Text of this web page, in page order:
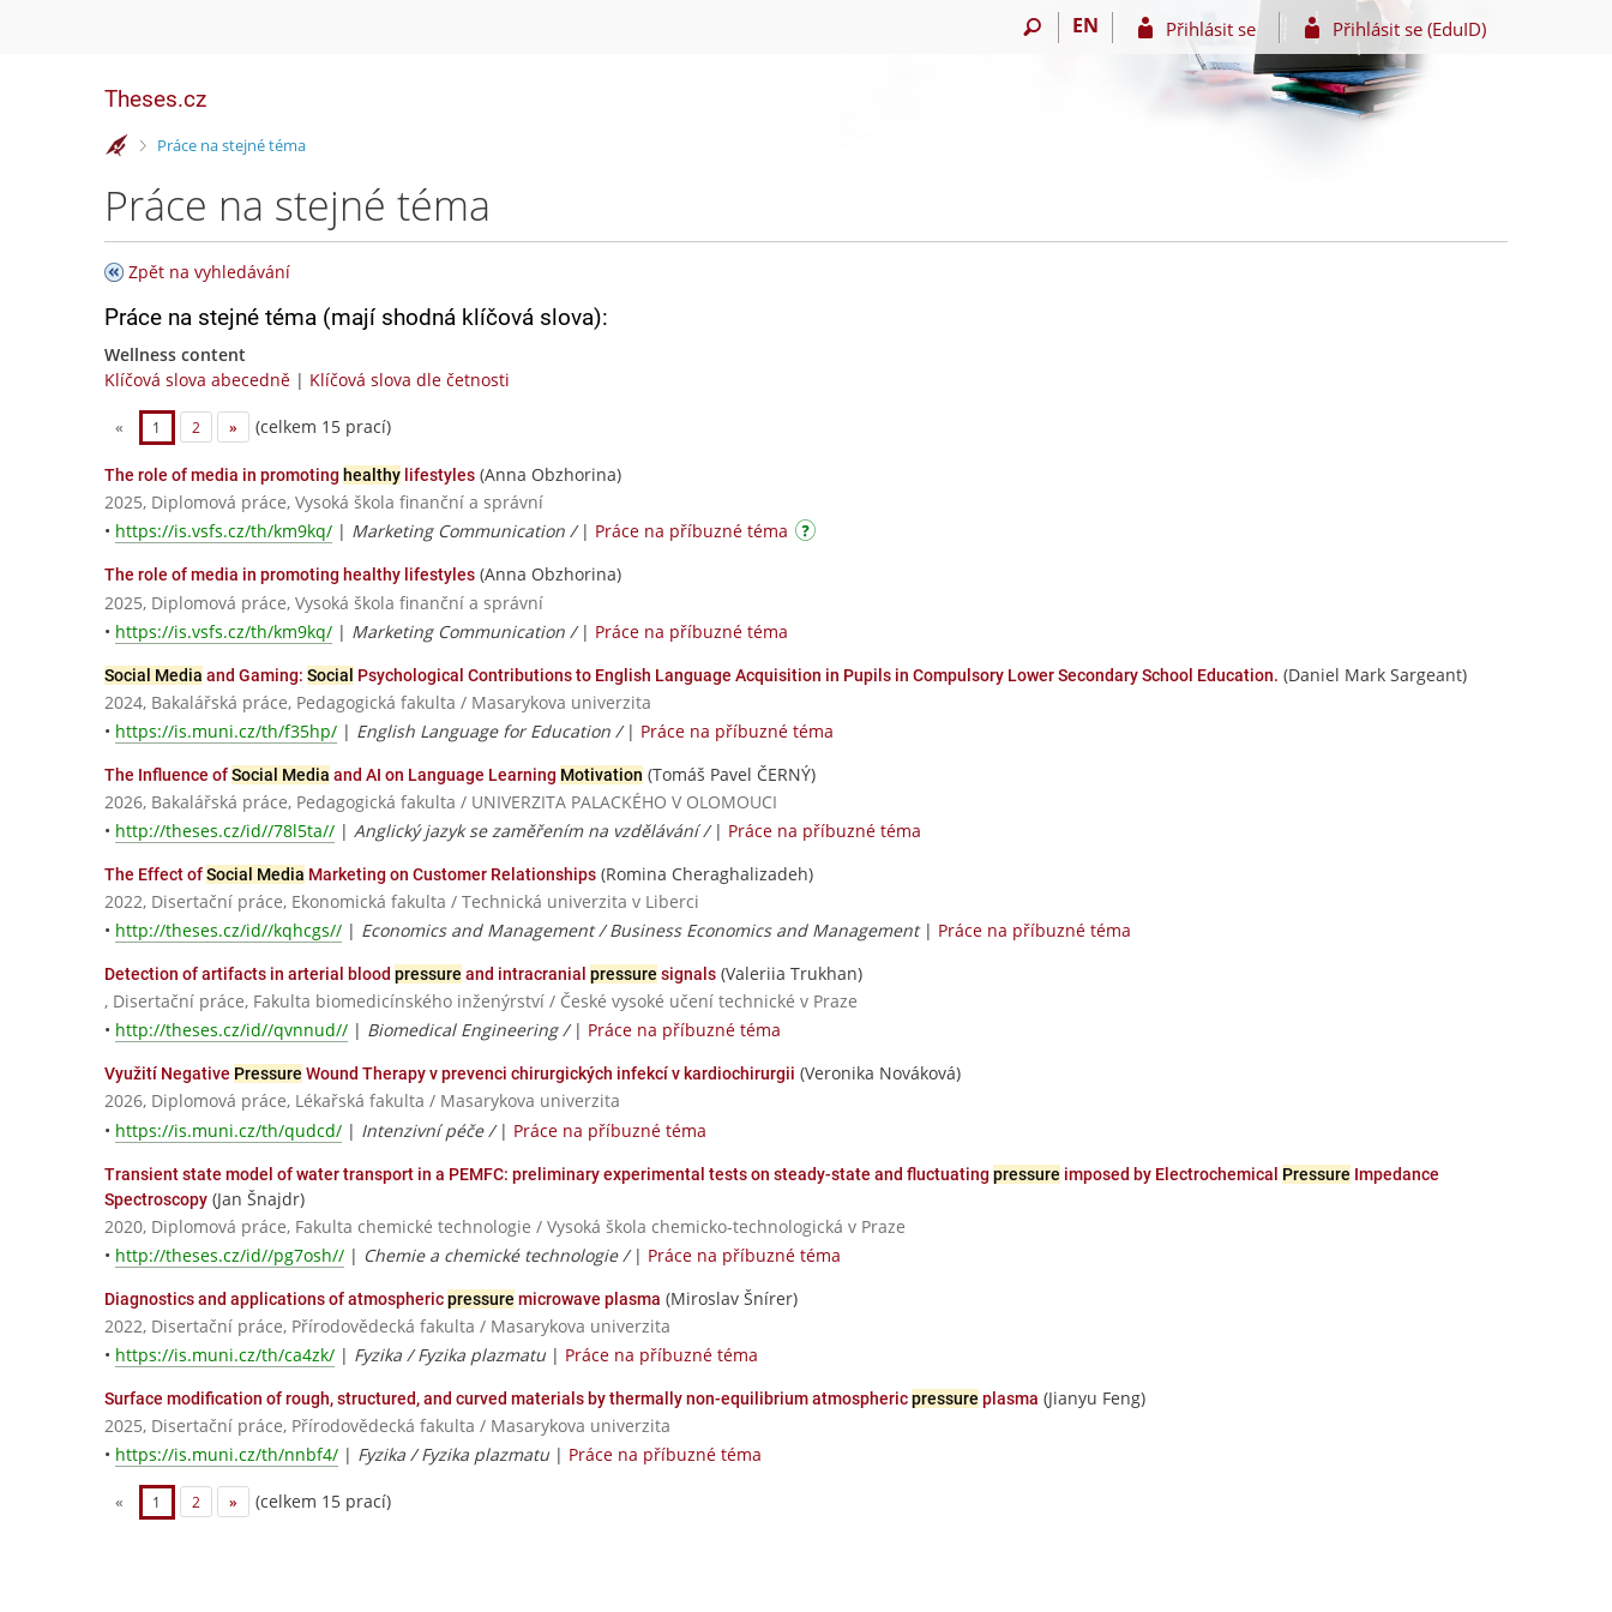
EN Přihlásit se Přihlásit se (EduID)
Theses.cz
>Práce na stejné téma
Práce na stejné téma
Zpět na vyhledávání
Práce na stejné téma (mají shodná klíčová slova):
Wellness content
Klíčová slova abecedně | Klíčová slova dle četnosti
« 1 2 » (celkem 15 prací)
The role of media in promoting healthy lifestyles (Anna Obzhorina)
2025, Diplomová práce, Vysoká škola finanční a správní
• https://is.vsfs.cz/th/km9kq/ | Marketing Communication / | Práce na příbuzné téma
The role of media in promoting healthy lifestyles (Anna Obzhorina)
2025, Diplomová práce, Vysoká škola finanční a správní
• https://is.vsfs.cz/th/km9kq/ | Marketing Communication / | Práce na příbuzné téma
Social Media and Gaming: Social Psychological Contributions to English Language Acquisition in Pupils in Compulsory Lower Secondary School Education. (Daniel Mark Sargeant)
2024, Bakalářská práce, Pedagogická fakulta / Masarykova univerzita
• https://is.muni.cz/th/f35hp/ | English Language for Education / | Práce na příbuzné téma
The Influence ofSocial Media and AI on Language Learning Motivation (Tomáš Pavel ČERNÝ)
2026, Bakalářská práce, Pedagogická fakulta / UNIVERZITA PALACKÉHO V OLOMOUCI
• http://theses.cz/id//78l5ta// | Anglický jazyk se zaměřením na vzdělávání / | Práce na příbuzné téma
The Effect ofSocial Media Marketing on Customer Relationships (Romina Cheraghalizadeh)
2022, Disertační práce, Ekonomická fakulta / Technická univerzita v Liberci
• http://theses.cz/id//kqhcgs// | Economics and Management / Business Economics and Management| Práce na příbuzné téma
Detection of artifacts in arterial blood pressure and intracranial pressure signals (Valeriia Trukhan)
, Disertační práce, Fakulta biomedicínského inženýrství / České vysoké učení technické v Praze
• http://theses.cz/id//qvnnud// | Biomedical Engineering / | Práce na příbuzné téma
Využití Negative Pressure Wound Therapy v prevenci chirurgických infekcí v kardiochirurgii (Veronika Nováková)
2026, Diplomová práce, Lékařská fakulta / Masarykova univerzita
• https://is.muni.cz/th/qudcd/ | Intenzivní péče / | Práce na příbuzné téma
Transient state model of water transport in a PEMFC: preliminary experimental tests on steady-state and fluctuating pressure imposed by Electrochemical Pressure Impedance
Spectroscopy (Jan Šnajdr)
2020, Diplomová práce, Fakulta chemické technologie / Vysoká škola chemicko-technologická v Praze
• http://theses.cz/id//pg7osh// | Chemie a chemické technologie / | Práce na příbuzné téma
Diagnostics and applications of atmosphericpressure microwave plasma (Miroslav Šnírer)
2022, Disertační práce, Přírodovědecká fakulta / Masarykova univerzita
• https://is.muni.cz/th/ca4zk/ | Fyzika / Fyzika plazmatu | Práce na příbuzné téma
Surface modification of rough, structured, and curved materials by thermally non-equilibrium atmosphericpressure plasma (Jianyu Feng)
2025, Disertační práce, Přírodovědecká fakulta / Masarykova univerzita
• https://is.muni.cz/th/nnbf4/ | Fyzika / Fyzika plazmatu | Práce na příbuzné téma
« 1 2 » (celkem 15 prací)